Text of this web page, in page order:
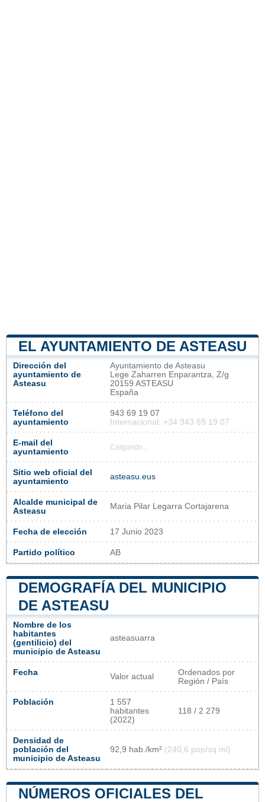
EL AYUNTAMIENTO DE ASTEASU
Dirección del
ayuntamiento de
Asteasu
Ayuntamiento de Asteasu
Lege Zaharren Enparantza, Z/g
20159 ASTEASU
España
Teléfono del
ayuntamiento
943 69 19 07
Internacional: +34 943 69 19 07
E-mail del
ayuntamiento
Cargando...
Sitio web oficial del
ayuntamiento
asteasu.eus
Alcalde municipal de
Asteasu
Maria Pilar Legarra Cortajarena
Fecha de elección 17 Junio 2023
Partido político AB
DEMOGRAFÍA DEL MUNICIPIO
DE ASTEASU
Nombre de los
habitantes
(gentilicio) del
municipio de Asteasu
asteasuarra
Fecha Valor actual
Ordenados por
Región / País
Población
1 557
habitantes
(2022)
118 / 2 279
Densidad de
población del
municipio de Asteasu
92,9 hab./km² (240,6 pop/sq mi)
NÚMEROS OFICIALES DEL